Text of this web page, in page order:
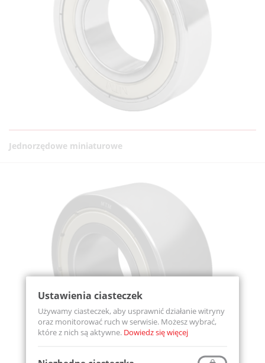
Jednorzędowe miniaturowe
Ustawienia ciasteczek
Używamy ciasteczek, aby usprawnić działanie witryny
oraz monitorować ruch w serwisie. Możesz wybrać,
które z nich są aktywne. Dowiedz się więcej